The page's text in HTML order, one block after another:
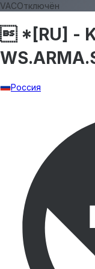
 *[RU] -
Россия
VACОтключён